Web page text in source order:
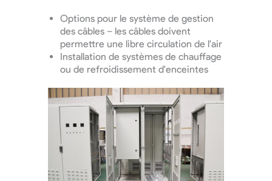
Options pour le système de gestion
des câbles – les câbles doivent
permettre une libre circulation de l'air
Installation de systèmes de chauffage
ou de refroidissement d'enceintes